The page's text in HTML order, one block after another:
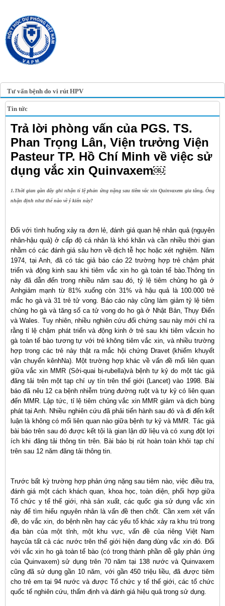
Tư vấn bệnh do vi rút HPV
Tin tức
Trả lời phòng vấn của PGS. TS.
Phan Trọng Lân, Viện trưởng Viện
Pasteur TP. Hồ Chí Minh về việc sử
dụng vắc xin Quinvaxem￼
1.Thời gian gần đây ghi nhận tỉ lệ phản ứng nặng sau tiêm vắc xin Quinvaxem gia tăng, Ông
nhận định như thế nào về ý kiến này?
Đối với tình huống xảy ra đơn lẻ, đánh giá quan hệ nhân quả (nguyên
nhân-hậu quả) ở cấp độ cá nhân là khó khăn và cần nhiều thời gian
nhằm có các đánh giá sâu hơn về dịch tễ học hoặc xét nghiệm. Năm
1974, tại Anh, đã có tác giả báo cáo 22 trường hợp trẻ chậm phát
triển và động kinh sau khi tiêm vắc xin ho gà toàn tế bào.Thông tin
này đã dẫn đến trong nhiều năm sau đó, tỷ lệ tiêm chủng ho gà ở
Anhgiảm mạnh từ 81% xuống còn 31% và hậu quả là 100.000 trẻ
mắc ho gà và 31 trẻ tử vong. Báo cáo này cũng làm giảm tỷ lệ tiêm
chủng ho gà và tăng số ca tử vong do ho gà ở Nhật Bản, Thụy Điển
và Wales. Tuy nhiên, nhiều nghiên cứu đối chứng sau này mới chỉ ra
rằng tỉ lệ chậm phát triển và động kinh ở trẻ sau khi tiêm vắcxin ho
gà toàn tế bào tương tự với trẻ không tiêm vắc xin, và nhiều trường
hợp trong các trẻ này thật ra mắc hội chứng Dravet (khiếm khuyết
vận chuyển kênhNa). Một trường hợp khác về vấn đề mối liên quan
giữa vắc xin MMR (Sởi-quai bị-rubella)và bệnh tự kỷ do một tác giả
đăng tải trên một tạp chí uy tín trên thế giới (Lancet) vào 1998. Bài
báo đã nêu 12 ca bệnh nhiễm trùng đường ruột và tự kỷ có liên quan
đến MMR. Lập tức, tỉ lệ tiêm chủng vắc xin MMR giảm và dịch bùng
phát tại Anh. Nhiều nghiên cứu đã phải tiến hành sau đó và đi đến kết
luận là không có mối liên quan nào giữa bệnh tự kỷ và MMR. Tác giả
bài báo trên sau đó được kết tội là gian lận dữ liệu và có xung đột lợi
ích khi đăng tải thông tin trên. Bài báo bị rút hoàn toàn khỏi tạp chí
trên sau 12 năm đăng tải thông tin.
Trước bất kỳ trường hợp phản ứng nặng sau tiêm nào, việc điều tra,
đánh giá một cách khách quan, khoa học, toàn diện, phối hợp giữa
Tổ chức y tế thế giới, nhà sản xuất, các quốc gia sử dụng vắc xin
này để tìm hiểu nguyên nhân là vấn đề then chốt. Cần xem xét vấn
đề, do vắc xin, do bệnh nền hay các yếu tố khác xảy ra khu trú trong
địa bàn của một tỉnh, một khu vực, vấn đề của riêng Việt Nam
haycủa tất cả các nước trên thế giới hiện đang dùng vắc xin đó. Đối
với vắc xin ho gà toàn tế bào (có trong thành phần dễ gây phản ứng
của Quinvaxem) sử dụng trên 70 năm tại 138 nước và Quinvaxem
cũng đã sử dụng gần 10 năm, với gần 450 triệu liều, đã được tiêm
cho trẻ em tại 94 nước và được Tổ chức y tế thế giới, các tổ chức
quốc tế nghiên cứu, thẩm định và đánh giá hiệu quả trong sử dụng.